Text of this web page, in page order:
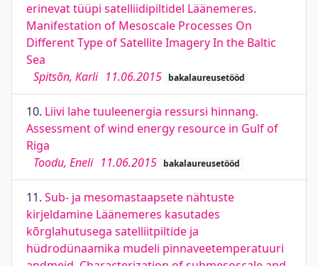
erinevat tüüpi satelliidipiltidel Läänemeres.
Manifestation of Mesoscale Processes On
Different Type of Satellite Imagery In the Baltic
Sea
Spitsõn, Karli 11.06.2015 bakalaureusetööd
10. Liivi lahe tuuleenergia ressursi hinnang.
Assessment of wind energy resource in Gulf of
Riga
Toodu, Eneli 11.06.2015 bakalaureusetööd
11. Sub- ja mesomastaapsete nähtuste
kirjeldamine Läänemeres kasutades
kõrglahutusega satelliitpiltide ja
hüdrodünaamika mudeli pinnaveetemperatuuri